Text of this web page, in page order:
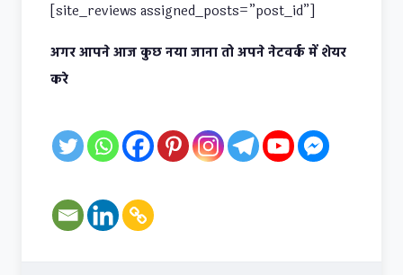
[site_reviews assigned_posts=”post_id”]
अगर आपने आज कुछ नया जाना तो अपने नेटवर्क में शेयर
करे